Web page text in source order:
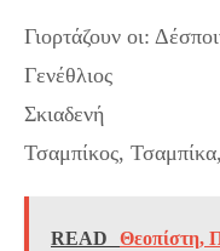
Γιορτάζουν οι:
Γενέθλιος
Σκιαδενή
Τσαμπίκος,
READ Θεοπίστη,